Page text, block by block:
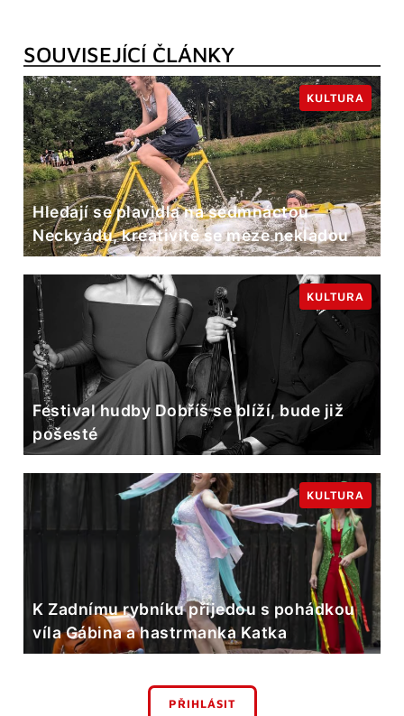
SOUVISEJÍCÍ ČLÁNKY
Hledají se plavidla na sedmnáctou
Neckyádu, kreativitě se meze nekladou
KULTURA
Festival hudby Dobříš se blíží, bude již
pošesté
KULTURA
K Zadnímu rybníku přijedou s pohádkou
víla Gábina a hastrmanka Katka
KULTURA
PŘIHLÁSIT